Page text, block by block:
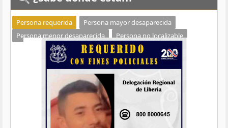
Persona requerida
Persona mayor desaparecida
Persona menor desaparecida
Persona no localizable